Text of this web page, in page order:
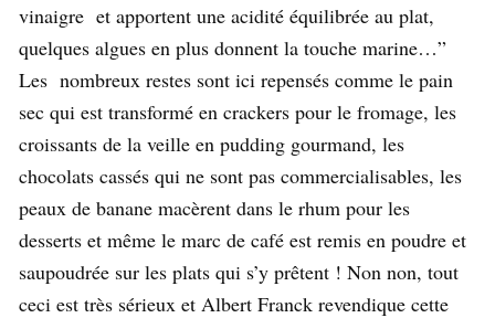
vinaigre et apportent une acidité équilibrée au plat,
quelques algues en plus donnent la touche marine…”
Les nombreux restes sont ici repensés comme le pain
sec qui est transformé en crackers pour le fromage, les
croissants de la veille en pudding gourmand, les
chocolats cassés qui ne sont pas commercialisables, les
peaux de banane macèrent dans le rhum pour les
desserts et même le marc de café est remis en poudre et
saupoudrée sur les plats qui s’y prêtent ! Non non, tout
ceci est très sérieux et Albert Franck revendique cette